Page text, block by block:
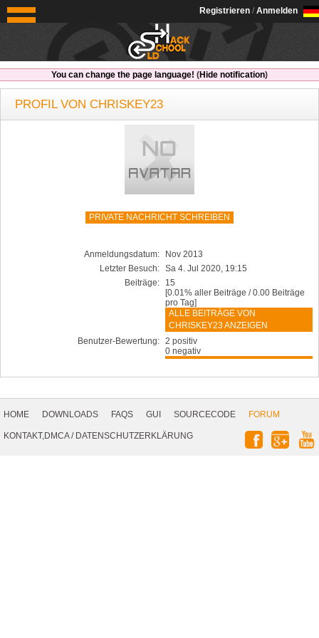
OldSchoolHack
Registrieren / Anmelden
You can change the page language! (Hide notification)
PROFIL VON CHRISKEY23
PRIVATE NACHRICHT SCHREIBEN
Anmeldungsdatum:
Nov 2013
Letzter Besuch: Sa 4. Jul 2020, 19:15
Beiträge:
15
[0.01% aller Beiträge / 0.00 Beiträge
pro Tag]
ALLE BEITRÄGE VON
CHRISKEY23 ANZEIGEN
Benutzer-Bewertung: 2 positiv
0 negativ
Navigation
HOME DOWNLOADS FAQS GUI SOURCECODE
FORUM
KONTAKT,DMCA/ DATENSCHUTZERKLÄRUNG